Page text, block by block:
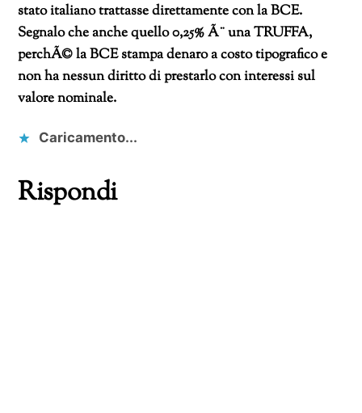
stato italiano trattasse direttamente con la BCE.
Segnalo che anche quello 0,25% Ã¨ una TRUFFA,
perchÃ© la BCE stampa denaro a costo tipografico e
non ha nessun diritto di prestarlo con interessi sul
valore nominale.
Caricamento...
Rispondi